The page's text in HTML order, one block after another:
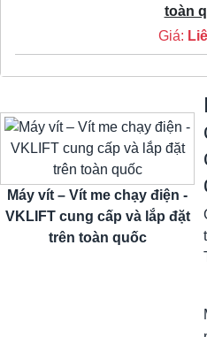
toàn
Giá:
Máy vít – Vít me chạy điện -
VKLIFT cung cấp và lắp đặt
trên toàn quốc